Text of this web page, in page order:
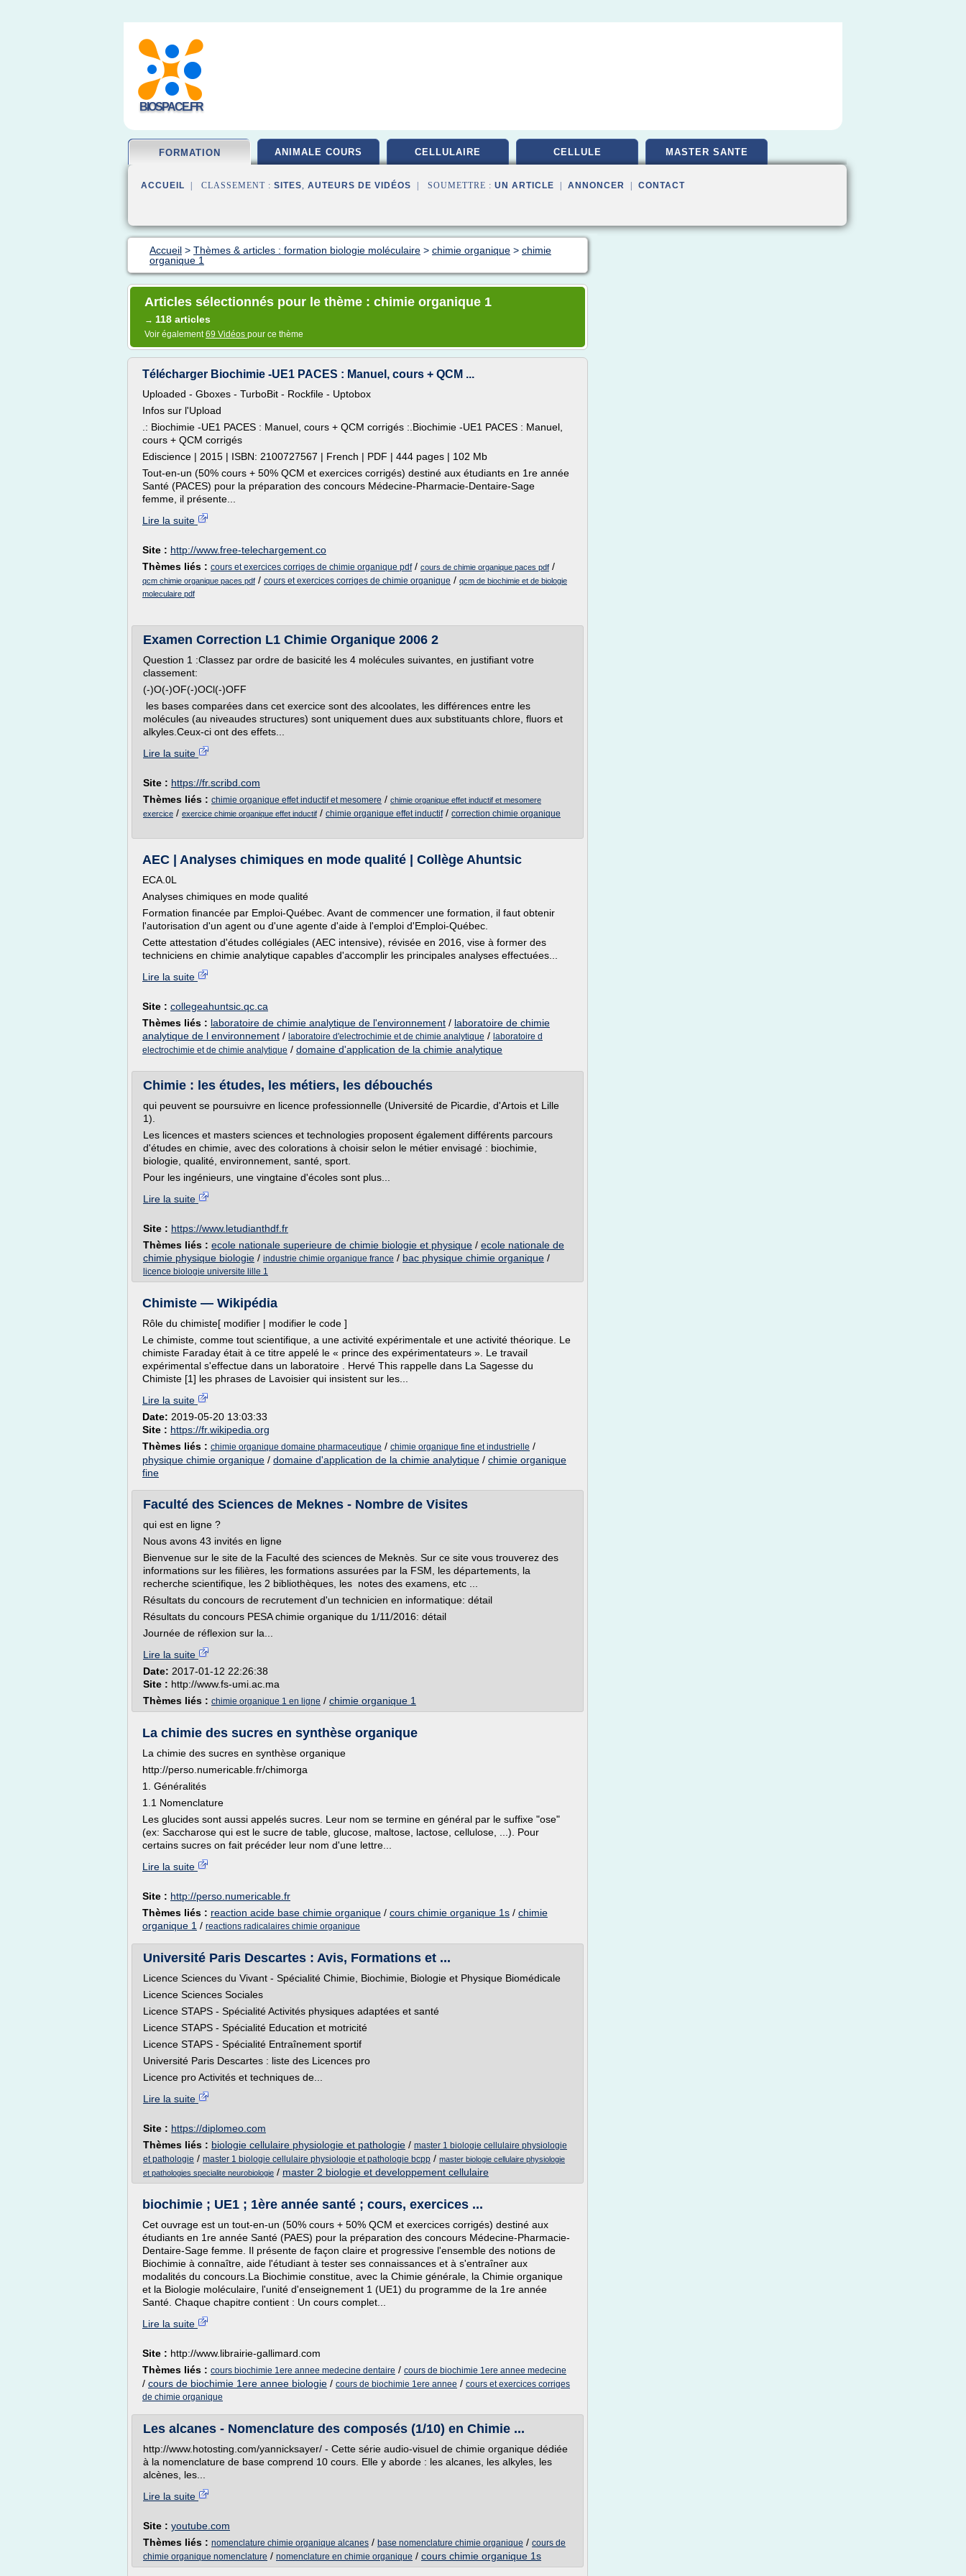
BIOSPACE.FR
FORMATION ANIMALE COURS CELLULAIRE CELLULE MASTER SANTE
ACCUEIL | CLASSEMENT : SITES, AUTEURS DE VIDÉOS | SOUMETTRE : UN ARTICLE ANNONCER CONTACT
Accueil > Thèmes & articles : formation biologie moléculaire > chimie organique > chimie
organique 1
Articles sélectionnés pour le thème : chimie organique 1
→ 118 articles
Voir également69 Vidéos pour ce thème
Télécharger Biochimie -UE1 PACES : Manuel, cours + QCM ...
Uploaded - Gboxes - TurboBit - Rockfile - Uptobox
Infos sur l'Upload
.: Biochimie -UE1 PACES : Manuel, cours + QCM corrigés :.Biochimie -UE1 PACES : Manuel,
cours + QCM corrigés
Ediscience | 2015 | ISBN: 2100727567 | French | PDF | 444 pages | 102 Mb
Tout-en-un (50% cours + 50% QCM et exercices corrigés) destiné aux étudiants en 1re année
Santé (PACES) pour la préparation des concours Médecine-Pharmacie-Dentaire-Sage
femme, il présente...
Lire la suite
Site : http://www.free-telechargement.co
Thèmes liés : cours et exercices corriges de chimie organique pdf/ cours de chimie organique paces pdf /
qcm chimie organique paces pdf / cours et exercices corriges de chimie organique / qcm de biochimie et de biologie
moleculaire pdf
Examen Correction L1 Chimie Organique 2006 2
Question 1 :Classez par ordre de basicité les 4 molécules suivantes, en justifiant votre
classement:
(-)O(-)OF(-)OCl(-)OFF
les bases comparées dans cet exercice sont des alcoolates, les différences entre les
molécules (au niveaudes structures) sont uniquement dues aux substituants chlore, fluors et
alkyles.Ceux-ci ont des effets...
Lire la suite
Site : https://fr.scribd.com
Thèmes liés : chimie organique effet inductif et mesomere / chimie organique effet inductif et mesomere
exercice / exercice chimie organique effet inductif / chimie organique effet inductif/ correction chimie organique
AEC | Analyses chimiques en mode qualité | Collège Ahuntsic
ECA.0L
Analyses chimiques en mode qualité
Formation financée par Emploi-Québec. Avant de commencer une formation, il faut obtenir
l'autorisation d'un agent ou d'une agente d'aide à l'emploi d'Emploi-Québec.
Cette attestation d'études collégiales (AEC intensive), révisée en 2016, vise à former des
techniciens en chimie analytique capables d'accomplir les principales analyses effectuées...
Lire la suite
Site : collegeahuntsic.qc.ca
Thèmes liés : laboratoire de chimie analytique de l'environnement / laboratoire de chimie
analytique de l environnement / laboratoire d'electrochimie et de chimie analytique / laboratoire d
electrochimie et de chimie analytique / domaine d'application de la chimie analytique
Chimie : les études, les métiers, les débouchés
qui peuvent se poursuivre en licence professionnelle (Université de Picardie, d'Artois et Lille
1).
Les licences et masters sciences et technologies proposent également différents parcours
d'études en chimie, avec des colorations à choisir selon le métier envisagé : biochimie,
biologie, qualité, environnement, santé, sport.
Pour les ingénieurs, une vingtaine d'écoles sont plus...
Lire la suite
Site : https://www.letudianthdf.fr
Thèmes liés : ecole nationale superieure de chimie biologie et physique / ecole nationale de
chimie physique biologie / industrie chimie organique france / bac physique chimie organique /
licence biologie universite lille 1
Chimiste — Wikipédia
Rôle du chimiste[ modifier | modifier le code ]
Le chimiste, comme tout scientifique, a une activité expérimentale et une activité théorique. Le
chimiste Faraday était à ce titre appelé le « prince des expérimentateurs ». Le travail
expérimental s'effectue dans un laboratoire . Hervé This rappelle dans La Sagesse du
Chimiste [1] les phrases de Lavoisier qui insistent sur les...
Lire la suite
Date: 2019-05-20 13:03:33
Site : https://fr.wikipedia.org
Thèmes liés : chimie organique domaine pharmaceutique / chimie organique fine et industrielle /
physique chimie organique / domaine d'application de la chimie analytique / chimie organique
fine
Faculté des Sciences de Meknes - Nombre de Visites
qui est en ligne ?
Nous avons 43 invités en ligne
Bienvenue sur le site de la Faculté des sciences de Meknès. Sur ce site vous trouverez des
informations sur les filières, les formations assurées par la FSM, les départements, la
recherche scientifique, les 2 bibliothèques, les notes des examens, etc ...
Résultats du concours de recrutement d'un technicien en informatique: détail
Résultats du concours PESA chimie organique du 1/11/2016: détail
Journée de réflexion sur la...
Lire la suite
Date: 2017-01-12 22:26:38
Site : http://www.fs-umi.ac.ma
Thèmes liés : chimie organique 1 en ligne / chimie organique 1
La chimie des sucres en synthèse organique
La chimie des sucres en synthèse organique
http://perso.numericable.fr/chimorga
1. Généralités
1.1 Nomenclature
Les glucides sont aussi appelés sucres. Leur nom se termine en général par le suffixe "ose"
(ex: Saccharose qui est le sucre de table, glucose, maltose, lactose, cellulose, ...). Pour
certains sucres on fait précéder leur nom d'une lettre...
Lire la suite
Site : http://perso.numericable.fr
Thèmes liés : reaction acide base chimie organique / cours chimie organique 1s / chimie
organique 1 / reactions radicalaires chimie organique
Université Paris Descartes : Avis, Formations et ...
Licence Sciences du Vivant - Spécialité Chimie, Biochimie, Biologie et Physique Biomédicale
Licence Sciences Sociales
Licence STAPS - Spécialité Activités physiques adaptées et santé
Licence STAPS - Spécialité Education et motricité
Licence STAPS - Spécialité Entraînement sportif
Université Paris Descartes : liste des Licences pro
Licence pro Activités et techniques de...
Lire la suite
Site : https://diplomeo.com
Thèmes liés : biologie cellulaire physiologie et pathologie / master 1 biologie cellulaire physiologie
et pathologie / master 1 biologie cellulaire physiologie et pathologie bcpp / master biologie cellulaire physiologie
et pathologies specialite neurobiologie / master 2 biologie et developpement cellulaire
biochimie ; UE1 ; 1ère année santé ; cours, exercices ...
Cet ouvrage est un tout-en-un (50% cours + 50% QCM et exercices corrigés) destiné aux
étudiants en 1re année Santé (PAES) pour la préparation des concours Médecine-Pharmacie-
Dentaire-Sage femme. Il présente de façon claire et progressive l'ensemble des notions de
Biochimie à connaître, aide l'étudiant à tester ses connaissances et à s'entraîner aux
modalités du concours.La Biochimie constitue, avec la Chimie générale, la Chimie organique
et la Biologie moléculaire, l'unité d'enseignement 1 (UE1) du programme de la 1re année
Santé. Chaque chapitre contient : Un cours complet...
Lire la suite
Site : http://www.librairie-gallimard.com
Thèmes liés : cours biochimie 1ere annee medecine dentaire / cours de biochimie 1ere annee medecine
/ cours de biochimie 1ere annee biologie / cours de biochimie 1ere annee / cours et exercices corriges
de chimie organique
Les alcanes - Nomenclature des composés (1/10) en Chimie ...
http://www.hotosting.com/yannicksayer/ - Cette série audio-visuel de chimie organique dédiée
à la nomenclature de base comprend 10 cours. Elle y aborde : les alcanes, les alkyles, les
alcènes, les...
Lire la suite
Site : youtube.com
Thèmes liés : nomenclature chimie organique alcanes / base nomenclature chimie organique / cours de
chimie organique nomenclature / nomenclature en chimie organique / cours chimie organique 1s